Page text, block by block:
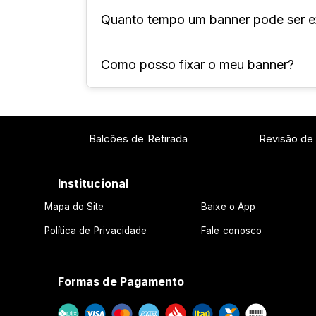
informação que está sendo
Podem ser produzidos em
depende da finalidade, do local de
Quanto tempo um banner pode ser
O tempo de exposição varia de
meses, mesmo em locais externos.
Como posso fixar o meu banner?
Balcões de Retirada Revisão
Institucional
Mapa do Site Baixe o App
Política de Privacidade Fale conosco
Formas de Pagamento